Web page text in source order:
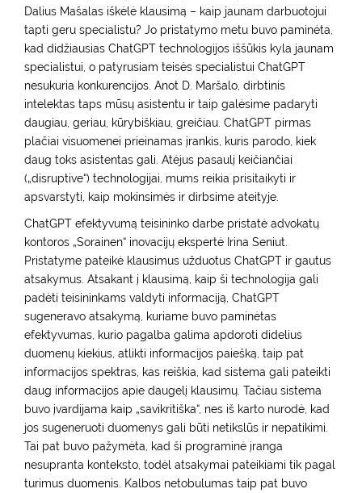
Dalius Mašalas iškėlė klausimą – kaip jaunam darbuotojui
tapti geru specialistu? Jo pristatymo metu buvo paminėta,
kad didžiausias ChatGPT technologijos iššūkis kyla jaunam
specialistui, o patyrusiam teisės specialistui ChatGPT
nesukuria konkurencijos. Anot D. Maršalo, dirbtinis
intelektas taps mūsų asistentu ir taip galėsime padaryti
daugiau, geriau, kūrybiškiau, greičiau. ChatGPT pirmas
plačiai visuomenei prieinamas įrankis, kuris parodo, kiek
daug toks asistentas gali. Atėjus pasaulį keičiančiai
(„disruptive“) technologijai, mums reikia prisitaikyti ir
apsvarstyti, kaip mokinsimės ir dirbsime ateityje.
ChatGPT efektyvumą teisininko darbe pristatė advokatų
kontoros „Sorainen“ inovacijų ekspertė Irina Seniut.
Pristatyme pateikė klausimus užduotus ChatGPT ir gautus
atsakymus. Atsakant į klausimą, kaip ši technologija gali
padėti teisininkams valdyti informaciją, ChatGPT
sugeneravo atsakymą, kuriame buvo paminėtas
efektyvumas, kurio pagalba galima apdoroti didelius
duomenų kiekius, atlikti informacijos paiešką, taip pat
informacijos spektras, kas reiškia, kad sistema gali pateikti
daug informacijos apie daugelį klausimų. Tačiau sistema
buvo įvardijama kaip „savikritiška“, nes iš karto nurodė, kad
jos sugeneruoti duomenys gali būti netikslūs ir nepatikimi.
Tai pat buvo pažymėta, kad ši programinė įranga
nesupranta konteksto, todėl atsakymai pateikiami tik pagal
turimus duomenis. Kalbos netobulumas taip pat buvo